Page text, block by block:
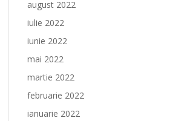
august 2022
iulie 2022
iunie 2022
mai 2022
martie 2022
februarie 2022
ianuarie 2022